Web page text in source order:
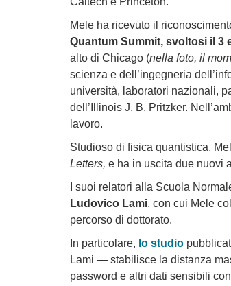
Mele ha ricevuto il
Quantum Summit, svoltosi il 3
alto di Chicago (nella foto, il
scienza e dell’ingegneria
università, laboratori nazionali,
dell’Illinois J. B. Pritzker.
lavoro.
Studioso di fisica quantistica,
Letters, e ha in uscita due nuovi
I suoi relatori alla Scuola
Ludovico Lami, con cui Mele
percorso di dottorato.
In particolare, lo studio
Lami — stabilisce la distanza
password e altri dati sensibili